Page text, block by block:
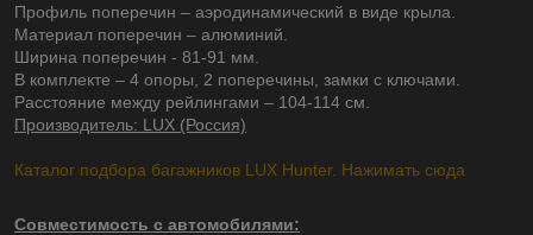
Профиль поперечин – аэродинамический в виде крыла.
Материал поперечин – алюминий.
Ширина поперечин - 81-91 мм.
В комплекте – 4 опоры, 2 поперечины, замки с ключами.
Расстояние между рейлингами – 104-114 см.
Производитель: LUX (Россия)
Каталог подбора багажников LUX Hunter. Нажимать сюда
Совместимость с автомобилями: